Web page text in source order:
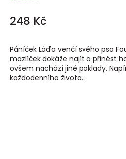
248 Kč
Páníček Láďa venčí svého psa
mazlíček dokáže najít a přinést
ovšem nachází jiné poklady.
každodenního života...